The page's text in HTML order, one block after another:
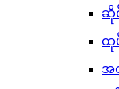
ဆို
ထုပ်
အ